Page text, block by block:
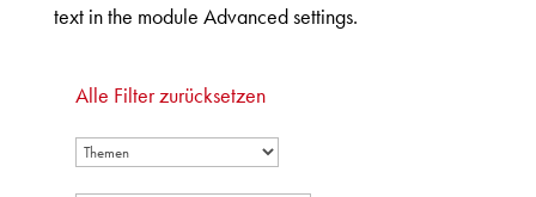
text in the module Advanced settings.
Alle Filter zurücksetzen